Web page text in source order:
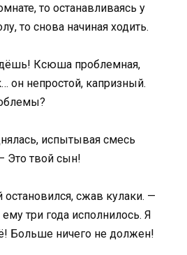
то останавливаясь у
то снова начиная ходить.
Ксюша проблемная,
он непростой, капризный.
испытывая смесь
Это твой сын!
сжав кулаки. —
три года исполнилось. Я
Больше ничего не должен!